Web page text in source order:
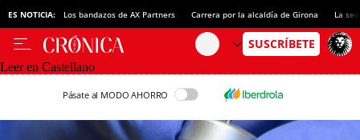
ES NOTICIA: Los bandazos de AX Partners Carrera por la alcaldía de Girona La
Leer en Castellano
Pásate al MODO AHORRO